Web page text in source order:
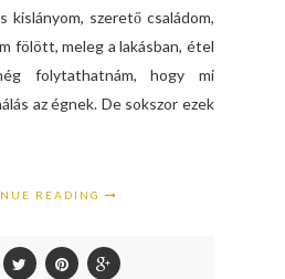
kislányom, szerető családom,
fölött, meleg a lakásban, étel
folytathatnám, hogy mi
az égnek. De sokszor ezek
READING